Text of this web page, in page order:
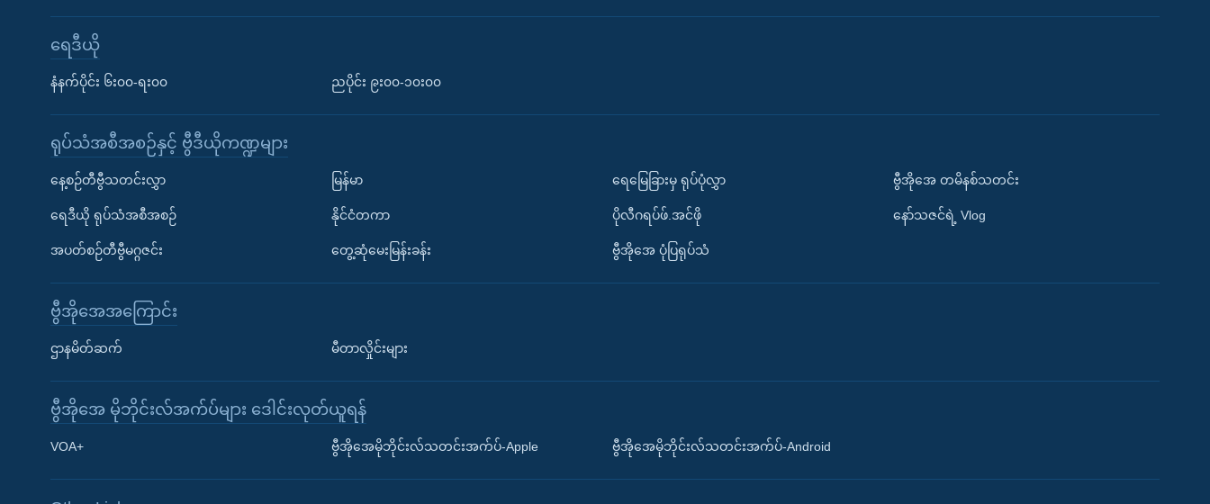
Learning English
ရေဒီယို
နံနက်ပိုင်း ၆း၀၀-ရး၀၀ ညပိုင်း ၉း၀၀-၁၀း၀၀
ရုပ်သံအစီအစဉ်နှင့် ဗွီဒီယိုကဏ္ဍများ
နေ့စဉ်တီဗွီသတင်းလွှာ
ရေဒီယို ရုပ်သံအစီအစဉ်
အပတ်စဉ်တီဗွီမဂ္ဂဇင်း
မြန်မာ
နိုင်ငံတကာ
တွေ့ဆုံမေးမြန်းခန်း
ရေမြေခြားမှ ရုပ်ပုံလွှာ
ပိုလီဂရပ်ဖ်.အင်ဖို
ဗွီအိုအေ ပုံပြရုပ်သံ
ဗွီအိုအေ တမိနစ်သတင်း
နော်သဇင်ရဲ့ Vlog
ဗွီအိုအေအကြောင်း
ဌာနမိတ်ဆက် မီတာလှိုင်းများ
ဗွီအိုအေ မိုဘိုင်းလ်အက်ပ်များ ဒေါင်းလုတ်ယူရန်
VOA+ ဗွီအိုအေမိုဘိုင်းလ်သတင်းအက်ပ်-Apple ဗွီအိုအေမိုဘိုင်းလ်သတင်းအက်ပ်-Android